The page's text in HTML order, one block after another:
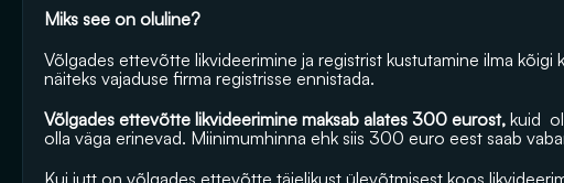
Miks see on oluline?
Võlgades ettevõtte likvideerimine ja registrist kustutamine ilma kõigi
näiteks vajaduse firma registrisse ennistada.
Võlgades ettevõtte likvideerimine maksab alates 300 eurost, kuid
olla väga erinevad. Miinimumhinna ehk siis 300 euro eest saab
Kui jutt on võlgades ettevõtte täielikust ülevõtmisest koos